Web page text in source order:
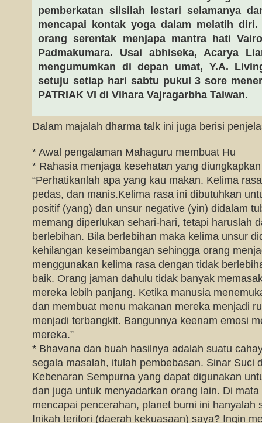
pemberkatan silsilah lestari selamanya
mencapai kontak yoga dalam melatih diri.
orang serentak menjapa mantra hati
Padmakumara. Usai abhiseka, Acarya
mengumumkan di depan umat, Y.A.
setuju setiap hari sabtu pukul 3 sore
PATRIAK VI di Vihara Vajragarbha Taiwan.
Dalam majalah dharma talk ini juga berisi
* Awal pengalaman Mahaguru membuat Hu
* Rahasia menjaga kesehatan yang
“Perhatikanlah apa yang kau makan. Kelima
pedas, dan manis.Kelima rasa ini dibutuhkan
positif (yang) dan unsur negative (yin) didalam
memang diperlukan sehari-hari, tetapi haruslah
berlebihan. Bila berlebihan maka kelima unsur
kehilangan keseimbangan sehingga orang
menggunakan kelima rasa dengan tidak
baik. Orang jaman dahulu tidak banyak
mereka lebih panjang. Ketika manusia
dan membuat menu makanan mereka menjadi
menjadi terbangkit. Bangunnya keenam emosi
mereka.”
* Bhavana dan buah hasilnya adalah suatu
segala masalah, itulah pembebasan. Sinar Suci
Kebenaran Sempurna yang dapat digunakan
dan juga untuk menyadarkan orang lain. Di
mencapai pencerahan, planet bumi ini hanyalah
Inikah teritori (daerah kekuasaan) saya? Ingin